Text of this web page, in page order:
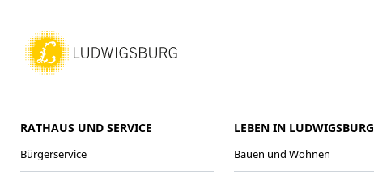
RATHAUS UND SERVICE
Bürgerservice
LEBEN IN LUDWIGSBURG
Bauen und Wohnen